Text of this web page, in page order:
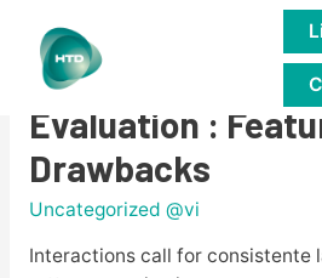
Respark The
Evaluation :
Drawbacks
Uncategorized @vi
Interactions call for consistente